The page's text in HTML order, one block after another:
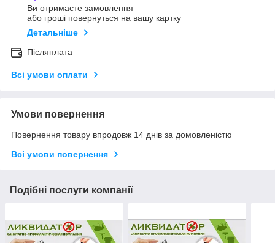
Ви отримаєте замовлення
або гроші повернуться на вашу картку
Детальніше
Післяплата
Всі умови оплати
Умови повернення
Повернення товару впродовж 14 днів за домовленістю
Всі умови повернення
Подібні послуги компанії